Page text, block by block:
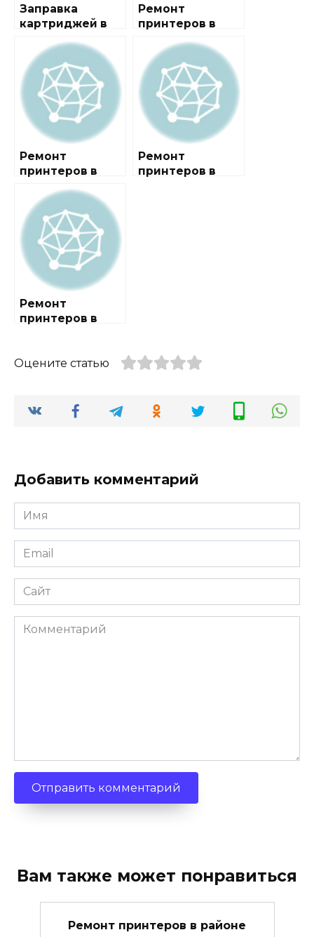
Заправка
картриджей в
Лосиноостровск
ий
Ремонт
принтеров в
Восточный
Ремонт
принтеров в
Левобережный
Ремонт
принтеров в
Ремонт
принтеров в
Оцените статью
Добавить комментарий
Имя
Email
Сайт
Комментарий
Вам также может понравиться
Ремонт принтеров в районе